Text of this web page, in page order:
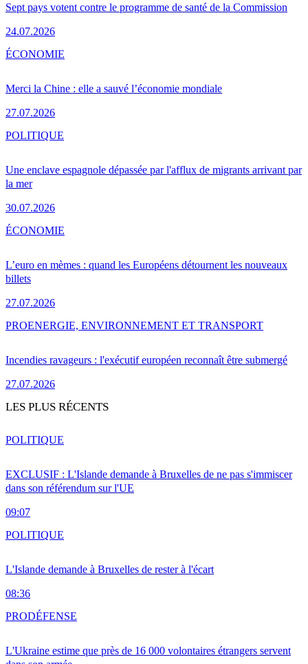
Sept pays votent contre le programme de santé de la Commission
24.07.2026
Merci la Chine : elle a sauvé l’économie mondiale
27.07.2026
ÉCONOMIE
Une enclave espagnole dépassée par l'afflux de migrants arrivant par
la mer
30.07.2026
POLITIQUE
L’euro en mèmes : quand les Européens détournent les nouveaux
billets
27.07.2026
ÉCONOMIE
Incendies ravageurs : l'exécutif européen reconnaît être submergé
27.07.2026
PROENERGIE, ENVIRONNEMENT ET TRANSPORT
LES PLUS RÉCENTS
EXCLUSIF : L'Islande demande à Bruxelles de ne pas s'immiscer
dans son référendum sur l'UE
09:07
POLITIQUE
L'Islande demande à Bruxelles de rester à l'écart
08:36
POLITIQUE
L'Ukraine estime que près de 16 000 volontaires étrangers servent
PRODÉFENSE